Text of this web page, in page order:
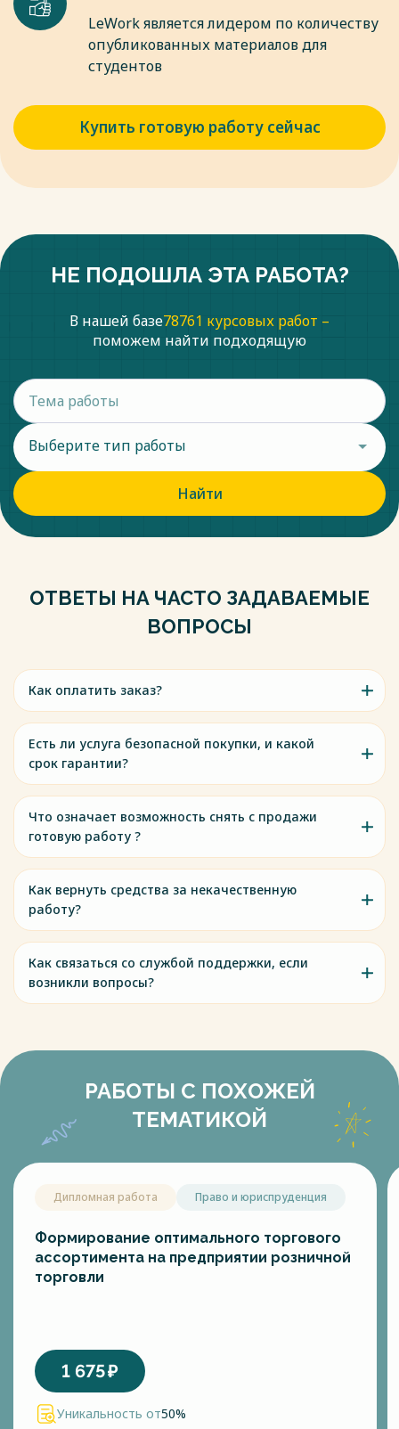
LeWork является лидером по количеству
опубликованных материалов для
студентов
Купить готовую работу сейчас
НЕ ПОДОШЛА ЭТА РАБОТА?
В нашей базе78761 курсовых работ –
поможем найти подходящую
Выберите тип работы
Найти
ОТВЕТЫ НА ЧАСТО ЗАДАВАЕМЫЕ
ВОПРОСЫ
Как оплатить заказ?
Есть ли услуга безопасной покупки, и какой
срок гарантии?
Что означает возможность снять с продажи
готовую работу ?
Как вернуть средства за некачественную
работу?
Как связаться со службой поддержки, если
возникли вопросы?
РАБОТЫ С ПОХОЖЕЙ
ТЕМАТИКОЙ
Дипломная работа Право и юриспруденция
Формирование оптимального торгового
ассортимента на предприятии розничной
торговли
1 675₽
Уникальность от50%